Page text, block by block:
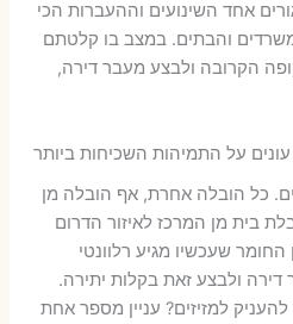
אחד השינועים וההעברות הכי
והבתים. במצב בו קלטתם
הקרובה ולבצע מעבר דירה,
על התמיהות השכיחות ביותר
כל הובלה אחרת, אף הובלה מן
בית מן המרכז לאיזור הדרום
שעכשיו מגיע רלוונטי
ולבצע זאת בקלות יתירה.
למזיזים? עניין מספר אחת